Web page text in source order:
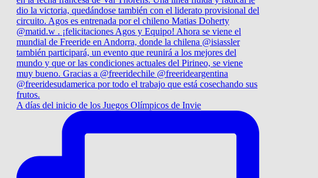
A días del inicio de los Juegos Olímpicos de Invie